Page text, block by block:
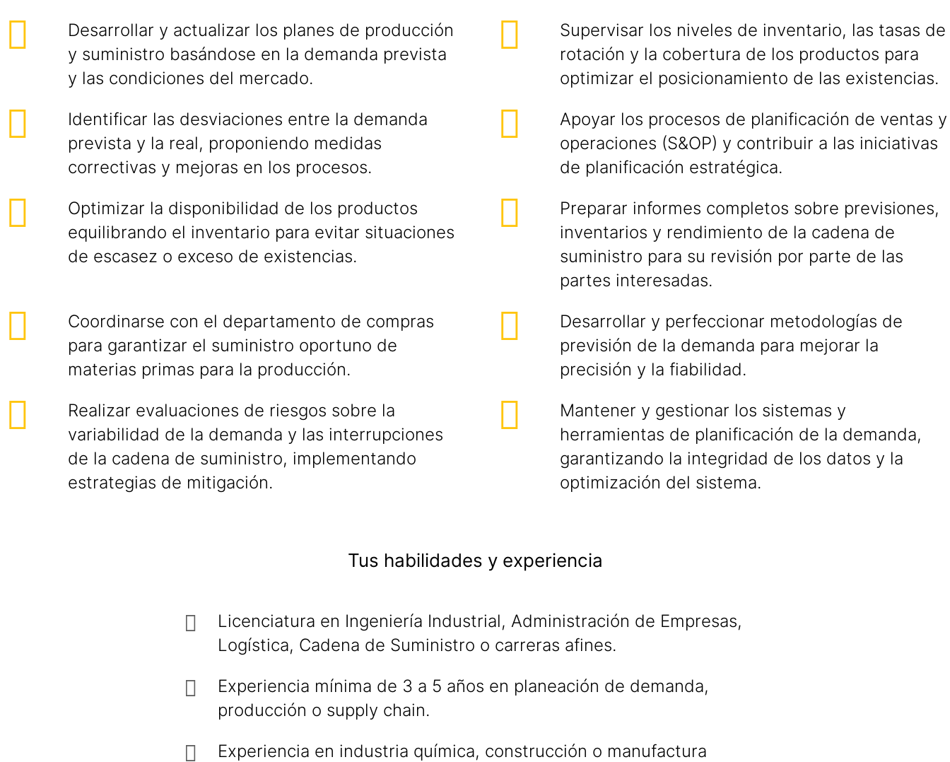
Desarrollar y actualizar los planes de producción
y suministro basándose en la demanda prevista
y las condiciones del mercado.
Supervisar los niveles de inventario, las tasas de
rotación y la cobertura de los productos para
optimizar el posicionamiento de las existencias.
Identificar las desviaciones entre la demanda
prevista y la real, proponiendo medidas
correctivas y mejoras en los procesos.
Apoyar los procesos de planificación de ventas y
operaciones (S&OP) y contribuir a las iniciativas
de planificación estratégica.
Optimizar la disponibilidad de los productos
equilibrando el inventario para evitar situaciones
de escasez o exceso de existencias.
Preparar informes completos sobre previsiones,
inventarios y rendimiento de la cadena de
suministro para su revisión por parte de las
partes interesadas.
Coordinarse con el departamento de compras
para garantizar el suministro oportuno de
materias primas para la producción.
Desarrollar y perfeccionar metodologías de
previsión de la demanda para mejorar la
precisión y la fiabilidad.
Realizar evaluaciones de riesgos sobre la
variabilidad de la demanda y las interrupciones
de la cadena de suministro, implementando
estrategias de mitigación.
Mantener y gestionar los sistemas y
herramientas de planificación de la demanda,
garantizando la integridad de los datos y la
optimización del sistema.
Tus habilidades y experiencia
Licenciatura en Ingeniería Industrial, Administración de Empresas,
Logística, Cadena de Suministro o carreras afines.
Experiencia mínima de 3 a 5 años en planeación de demanda,
producción o supply chain.
Experiencia en industria química, construcción o manufactura